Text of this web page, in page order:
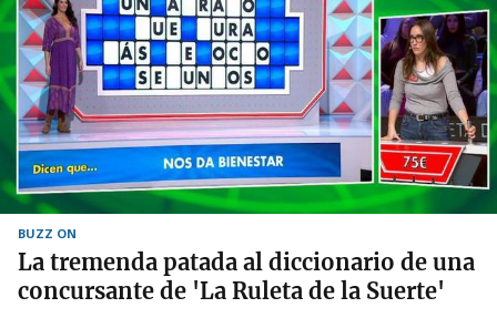
BUZZ ON
La tremenda patada al diccionario de una
concursante de 'La Ruleta de la Suerte'